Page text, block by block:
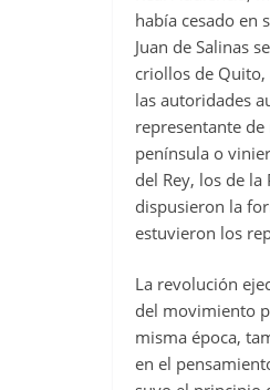
había cesado en
Juan de Salinas
criollos de Quito,
las autoridades
representante
península o
del Rey, los de
dispusieron la
estuvieron los
La revolución
del movimiento
misma época,
en el